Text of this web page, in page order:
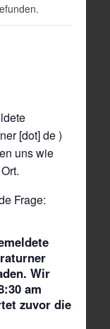
[dot] de )
uns wie
Frage:
Wir
am
zuvor die